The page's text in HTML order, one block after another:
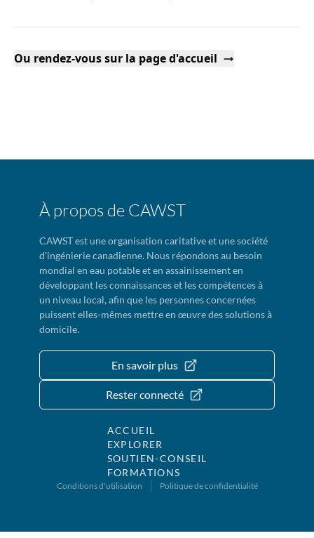
Ou rendez-vous sur la page d'accueil
À propos de CAWST
CAWST est une organisation caritative et une société
d'ingénierie canadienne. Nous répondons au besoin
mondial en eau potable et en assainissement en
développant les connaissances et les compétences à
un niveau local, afin que les personnes concernées
puissent elles-mêmes mettre en œuvre des solutions à
domicile.
En savoir plus
Rester connecté
ACCUEIL
EXPLORER
SOUTIEN-CONSEIL
FORMATIONS
Conditions d'utilisation Politique de confidentialité